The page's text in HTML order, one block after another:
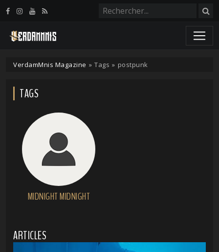
VerdamMnis Magazine » Tags » postpunk
TAGS
MIDNIGHT MIDNIGHT
ARTICLES
Panneau de gestion des cookies